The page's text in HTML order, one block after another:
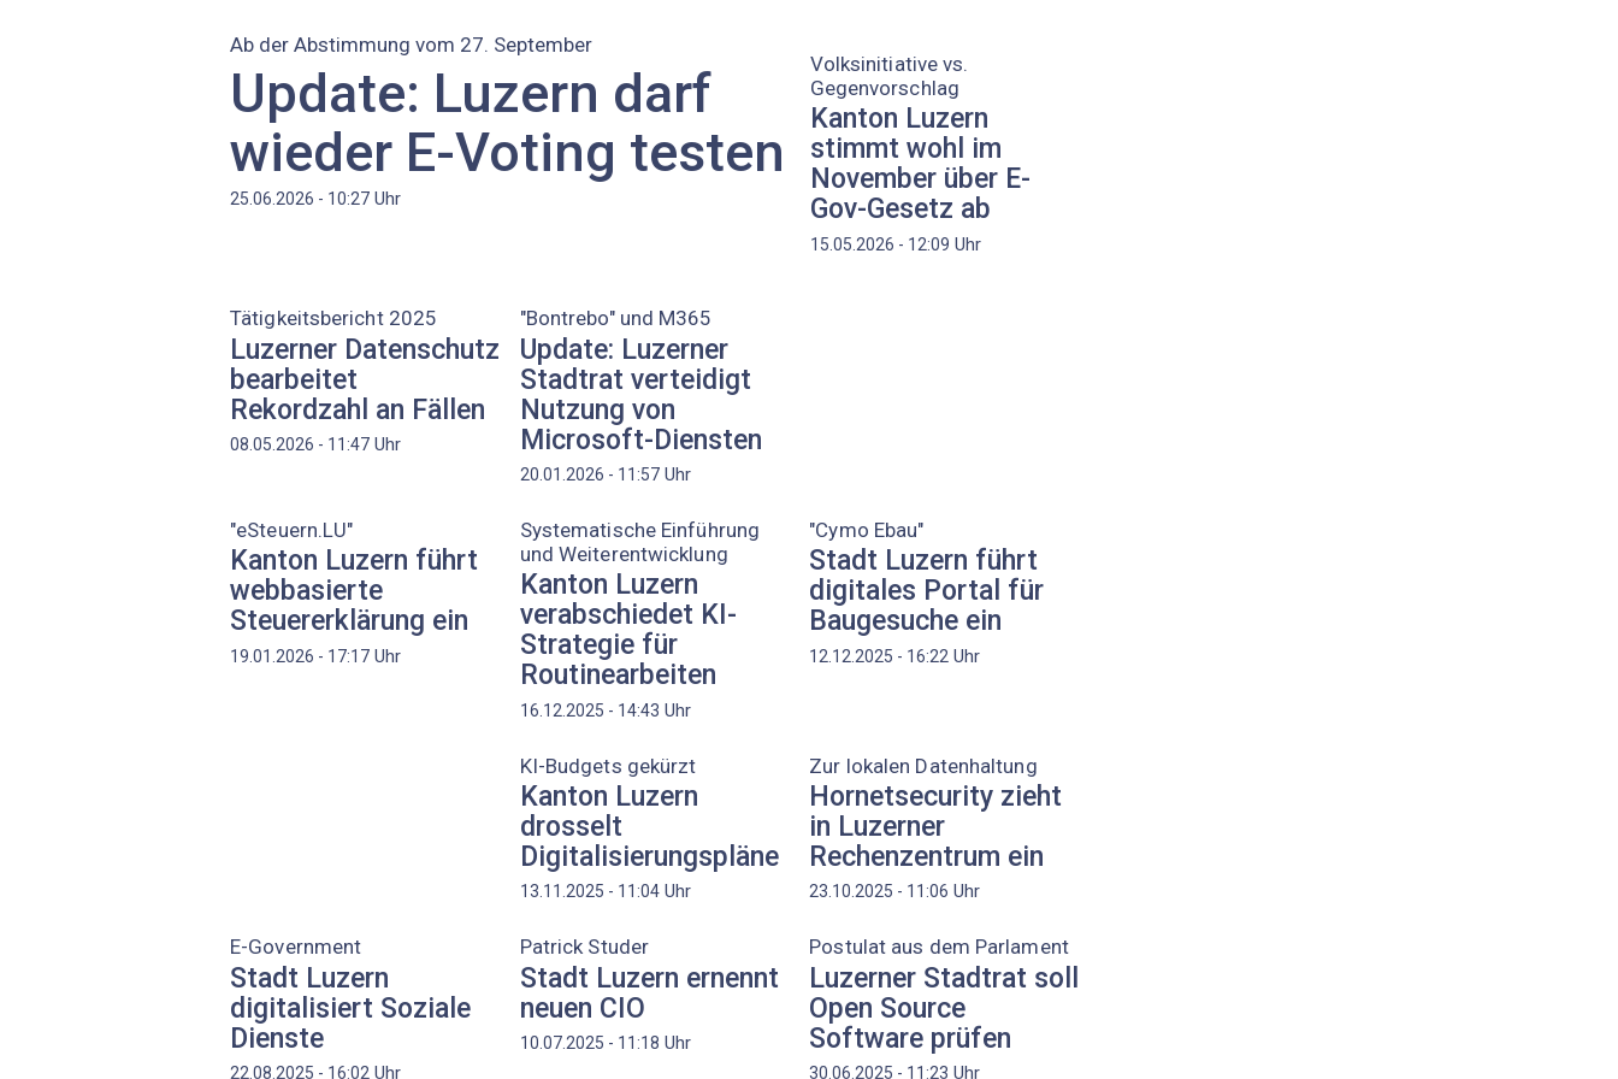
Ab der Abstimmung vom 27. September
Update: Luzern darf
wieder E-Voting testen
25.06.2026 - 10:27 Uhr
Volksinitiative vs.
Gegenvorschlag
Kanton Luzern
stimmt wohl im
November über E-
Gov-Gesetz ab
15.05.2026 - 12:09 Uhr
Tätigkeitsbericht 2025
Luzerner Datenschutz
bearbeitet
Rekordzahl an Fällen
08.05.2026 - 11:47 Uhr
"Bontrebo" und M365
Update: Luzerner
Stadtrat verteidigt
Nutzung von
Microsoft-Diensten
20.01.2026 - 11:57Uhr
"eSteuern.LU"
Kanton Luzern führt
webbasierte
Steuererklärung ein
19.01.2026 - 17:17 Uhr
Systematische Einführung
und Weiterentwicklung
Kanton Luzern
verabschiedet KI-
Strategie für
Routinearbeiten
16.12.2025 - 14:43 Uhr
"Cymo Ebau"
Stadt Luzern führt
digitales Portal für
Baugesuche ein
12.12.2025 - 16:22 Uhr
KI-Budgets gekürzt
Kanton Luzern
drosselt
Digitalisierungspläne
13.11.2025 - 11:04Uhr
Zur lokalen Datenhaltung
Hornetsecurity zieht
in Luzerner
Rechenzentrum ein
23.10.2025 - 11:06 Uhr
E-Government
Stadt Luzern
digitalisiert Soziale
Dienste
22.08.2025 - 16:02 Uhr
Patrick Studer
Stadt Luzern ernennt
neuen CIO
10.07.2025 - 11:18 Uhr
Postulat aus dem Parlament
Luzerner Stadtrat soll
Open Source
Software prüfen
30.06.2025 - 11:23 Uhr